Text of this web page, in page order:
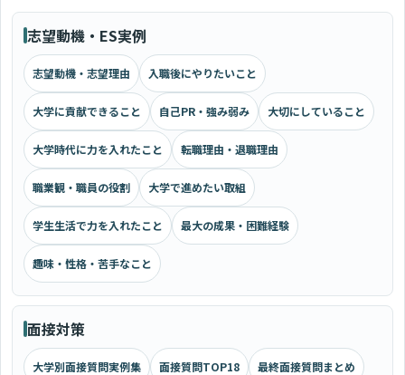
志望動機・ES実例
志望動機・志望理由 入職後にやりたいこと
大学に貢献できること 自己PR・強み弱み 大切にしていること
大学時代に力を入れたこと 転職理由・退職理由
職業観・職員の役割 大学で進めたい取組
学生生活で力を入れたこと 最大の成果・困難経験
趣味・性格・苦手なこと
面接対策
大学別面接質問実例集 面接質問TOP18 最終面接質問まとめ